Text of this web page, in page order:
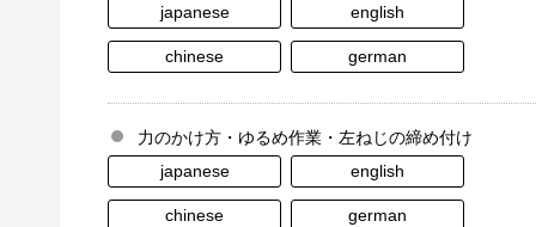
japanese
english
chinese german
力のかけ方・ゆるめ作業・左ねじの締め付け
japanese
english
chinese german